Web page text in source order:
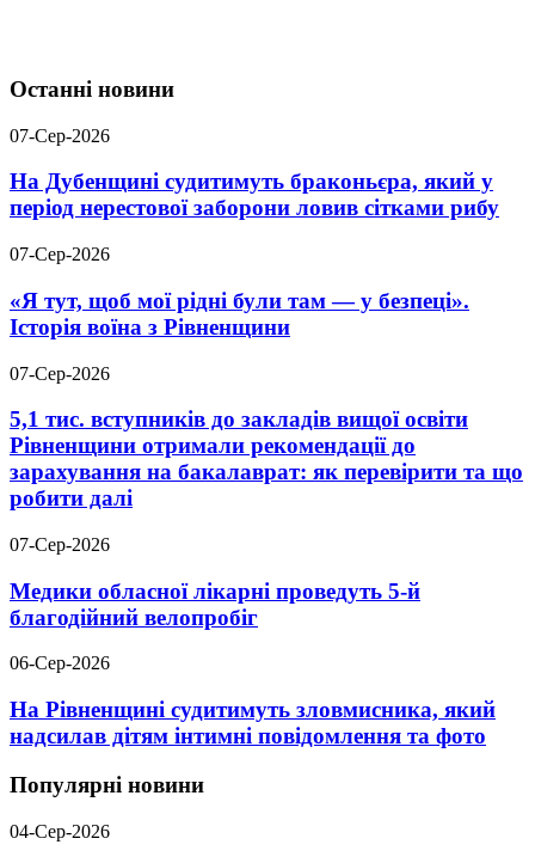
Останні новини
07-Сер-2026
На Дубенщині судитимуть браконьєра, який у
період нерестової заборони ловив сітками рибу
07-Сер-2026
«Я тут, щоб мої рідні були там — у безпеці».
Історія воїна з Рівненщини
07-Сер-2026
5,1 тис. вступників до закладів вищої освіти
Рівненщини отримали рекомендації до
зарахування на бакалаврат: як перевірити та що
робити далі
07-Сер-2026
Медики обласної лікарні проведуть 5-й
благодійний велопробіг
06-Сер-2026
На Рівненщині судитимуть зловмисника, який
надсилав дітям інтимні повідомлення та фото
Популярні новини
04-Сер-2026